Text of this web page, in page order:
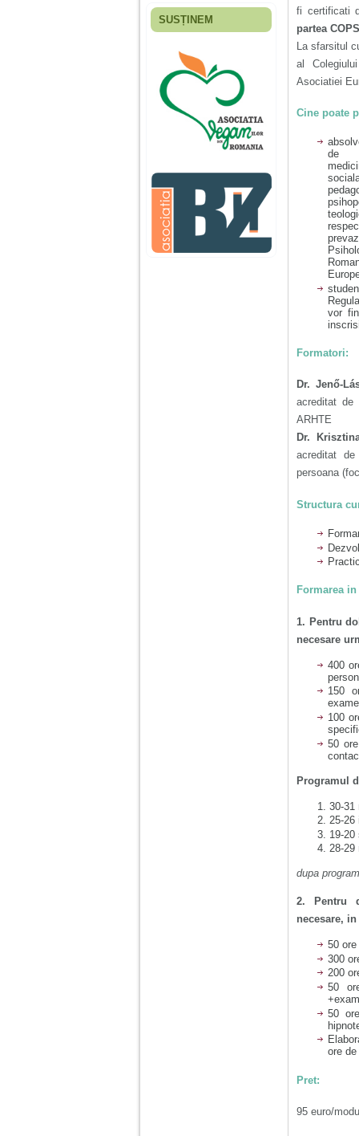
Fiica mea s-a nascut
ani, privind in urma
realizez cat de multe
greseli am facut in
educatia si cresterea
ei, am fost o mama
egoista, preocupata
de implinirea
profesionala, cand ea
era mica am neglijat-
agresiva, orice
greseala era taxata cu
o palma sau pedepse.
De 4 ani am o relatie
serioasa cu un barbat
SUSȚINEM
fi certificati
partea
La sfarsitul
al
Asociatiei
Cine poate
de
vor
Formatori:
Dr. Jenő-
acreditat de
ARHTE
Dr.
acreditat
persoana
Structura
Formarea
1. Pentru
necesare
400
150
100
50
Programul
30-31
25-26
19-20
28-29
dupa
2. Pentru
necesare,
50
300
200
50
50
ore
Pret:
95 euro/